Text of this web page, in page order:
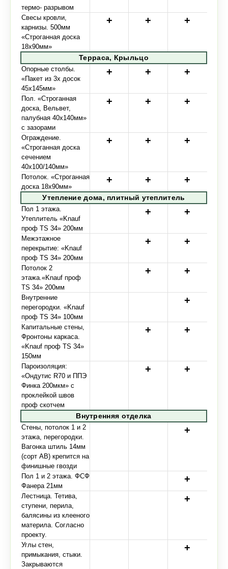
термо- разрывом
Свесы кровли,
карнизы. 500мм
«Строганная доска
18х90мм»
Терраса, Крыльцо
Опорные столбы.
«Пакет из 3х досок
45х145мм»
Пол. «Строганная
доска, Вельвет,
палубная 40х140мм»
с зазорами
Ограждение.
«Строганная доска
сечением
40х100/140мм»
Потолок. «Строганная
доска 18х90мм»
Утепление дома, плитный утеплитель
Пол 1 этажа.
Утеплитель «Knauf
проф TS 34» 200мм
Межэтажное
перекрытие: «Knauf
проф TS 34» 200мм
Потолок 2
этажа.«Knauf проф
TS 34» 200мм
Внутренние
перегородки. «Knauf
проф TS 34» 100мм
Капитальные стены,
Фронтоны каркаса.
«Knauf проф TS 34»
150мм
Пароизоляция:
«Ондутис R70 и ППЭ
Финка 200мкм» с
проклейкой швов
проф скотчем
Внутренняя отделка
Стены, потолок 1 и 2
этажа, перегородки.
Вагонка штиль 14мм
(сорт АВ) крепится на
финишные гвозди
Пол 1 и 2 этажа. ФСФ
Фанера 21мм
Лестница. Тетива,
ступени, перила,
балясины из клееного
материла. Согласно
проекту.
Углы стен,
примыкания, стыки.
Закрываются